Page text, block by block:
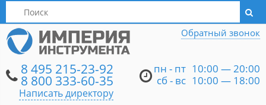
Написать директору
8 495 215-23-92
8 800 333-60-35
Написать директору
пн - пт 10:00 — 20:00
сб - вс 10:00 — 18:00
Обратный звонок